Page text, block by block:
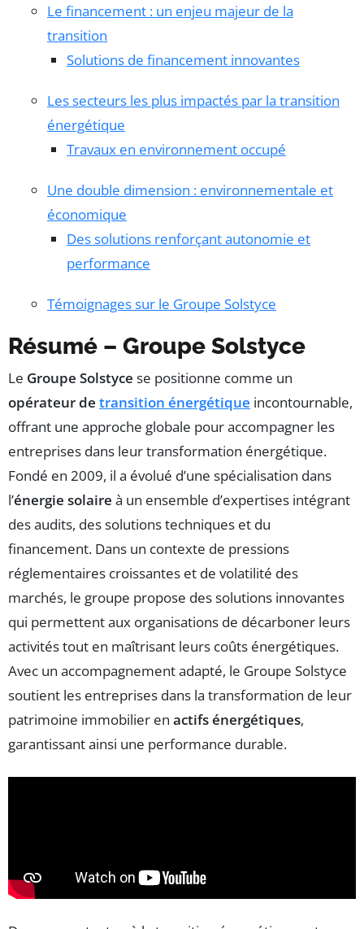
Le financement : un enjeu majeur de la
transition
Solutions de financement innovantes
Les secteurs les plus impactés par la transition
énergétique
Travaux en environnement occupé
Une double dimension : environnementale et
économique
Des solutions renforçant autonomie et
performance
Témoignages sur le Groupe Solstyce
Résumé – Groupe Solstyce
Le Groupe Solstyce se positionne comme un
opérateur de transition énergétique incontournable,
offrant une approche globale pour accompagner les
entreprises dans leur transformation énergétique.
Fondé en 2009, il a évolué d’une spécialisation dans
l’énergie solaire à un ensemble d’expertises intégrant
des audits, des solutions techniques et du
financement. Dans un contexte de pressions
réglementaires croissantes et de volatilité des
marchés, le groupe propose des solutions innovantes
qui permettent aux organisations de décarboner leurs
activités tout en maîtrisant leurs coûts énergétiques.
Avec un accompagnement adapté, le Groupe Solstyce
soutient les entreprises dans la transformation de leur
patrimoine immobilier en actifs énergétiques,
garantissant ainsi une performance durable.